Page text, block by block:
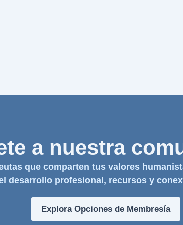
a nuestra
que comparten tus valores
desarrollo profesional, recursos y
Explora Opciones de Membresía